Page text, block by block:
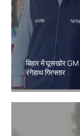
बिहार में घूसखोर
रंगेहाथ गिरफ्तार